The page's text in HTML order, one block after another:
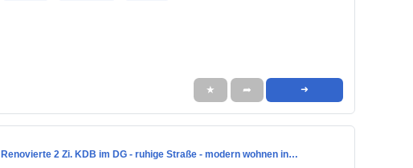
★ ➦ ➜
Renovierte 2 Zi. KDB im DG - ruhige Straße - modern wohnen in…